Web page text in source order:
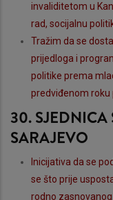
invaliditetom u
rad, socijalnu
Tražim da se
prijedloga i
politike prema
predviđenom roku
30.
SARAJEVO
Inicijativa da se
se što prije
rodno